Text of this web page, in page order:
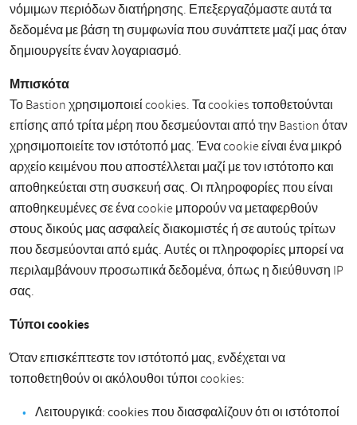
νόμιμων περιόδων διατήρησης. Επεξεργαζόμαστε αυτά τα
δεδομένα με βάση τη συμφωνία που συνάπτετε μαζί μας όταν
δημιουργείτε έναν λογαριασμό.
Μπισκότα
Το Bastion χρησιμοποιεί cookies. Τα cookies τοποθετούνται
επίσης από τρίτα μέρη που δεσμεύονται από την Bastion όταν
χρησιμοποιείτε τον ιστότοπό μας. Ένα cookie είναι ένα μικρό
αρχείο κειμένου που αποστέλλεται μαζί με τον ιστότοπο και
αποθηκεύεται στη συσκευή σας. Οι πληροφορίες που είναι
αποθηκευμένες σε ένα cookie μπορούν να μεταφερθούν
στους δικούς μας ασφαλείς διακομιστές ή σε αυτούς τρίτων
που δεσμεύονται από εμάς. Αυτές οι πληροφορίες μπορεί να
περιλαμβάνουν προσωπικά δεδομένα, όπως η διεύθυνση IP
σας.
Τύποι cookies
Όταν επισκέπτεστε τον ιστότοπό μας, ενδέχεται να
τοποθετηθούν οι ακόλουθοι τύποι cookies:
Λειτουργικά: cookies που διασφαλίζουν ότι οι ιστότοποί